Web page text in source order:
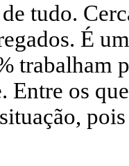
tudo.
É
trabalham
os